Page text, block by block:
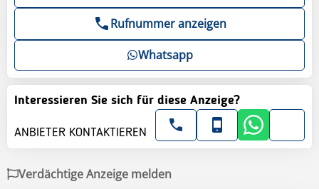
Rufnummer anzeigen
Whatsapp
Interessieren Sie sich für diese Anzeige?
ANBIETER KONTAKTIEREN
Verdächtige Anzeige melden